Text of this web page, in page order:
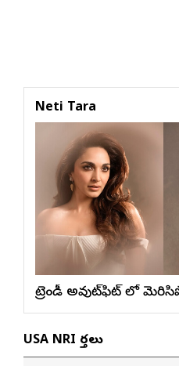
Neti Tara
ట్రెండీ అవుట్‌ఫిట్ లో
USA NRI వార్తలు